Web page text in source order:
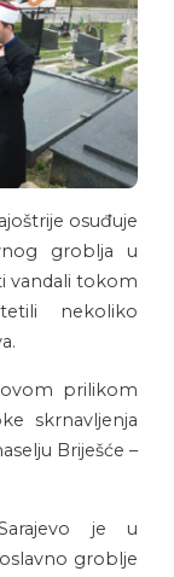
osuđuje
groblja u
vandali tokom
nekoliko
ovom prilikom
skrnavljenja
Briješće –
je u
groblje